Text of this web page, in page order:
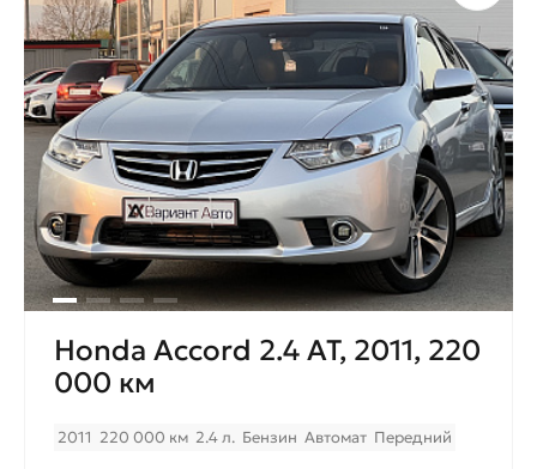
Honda Accord 2.4 AT, 2011, 220
000 км
2011 220 000 км 2.4 л. Бензин Автомат Передний